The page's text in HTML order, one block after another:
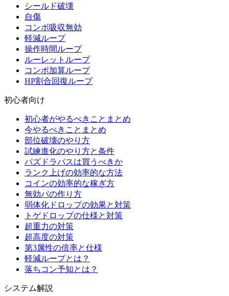
シールド破壊
自傷
コンボ吸収無効
軽減ループ
操作時間ループ
ルーレットループ
コンボ加算ループ
HP割合回復ループ
初心者向け
初心者がやるべきことまとめ
今やるべきことまとめ
部位破壊のやり方
試練進化のやり方と条件
パズドラパスは買うべきか
ランク上げの効率的な方法
コインの効率的な稼ぎ方
無効パの作り方
弱体化ドロップの効果と対策
トゲドロップの仕様と対策
超重力の対策
超高度の対策
第3属性の倍率と仕様
軽減ループとは？
落ちコン予知とは？
システム解説